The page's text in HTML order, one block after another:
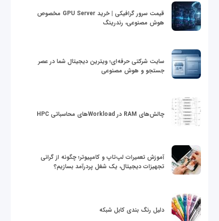
قیمت سرور گرافیکی | خرید GPU Server مخصوص
هوش مصنوعی، رندرینگ
سایت شرکتی حرفه‌ای؛ ویترین دیجیتال شما در عصر
جستجو و هوش مصنوعی
چالش‌های RAM در Workloadهای محاسباتی HPC
آموزش تعمیرات لپ‌تاپ و کامپیوتر؛ چگونه از گرانی
تجهیزات دیجیتال، یک شغل پردرآمد بسازیم؟
دلیل رنگ بندی کابل شبکه